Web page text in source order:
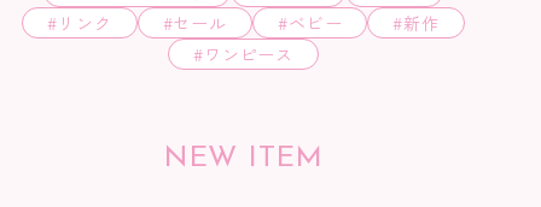
リンク
セール ベビー
新作
ワンピース
NEW ITEM